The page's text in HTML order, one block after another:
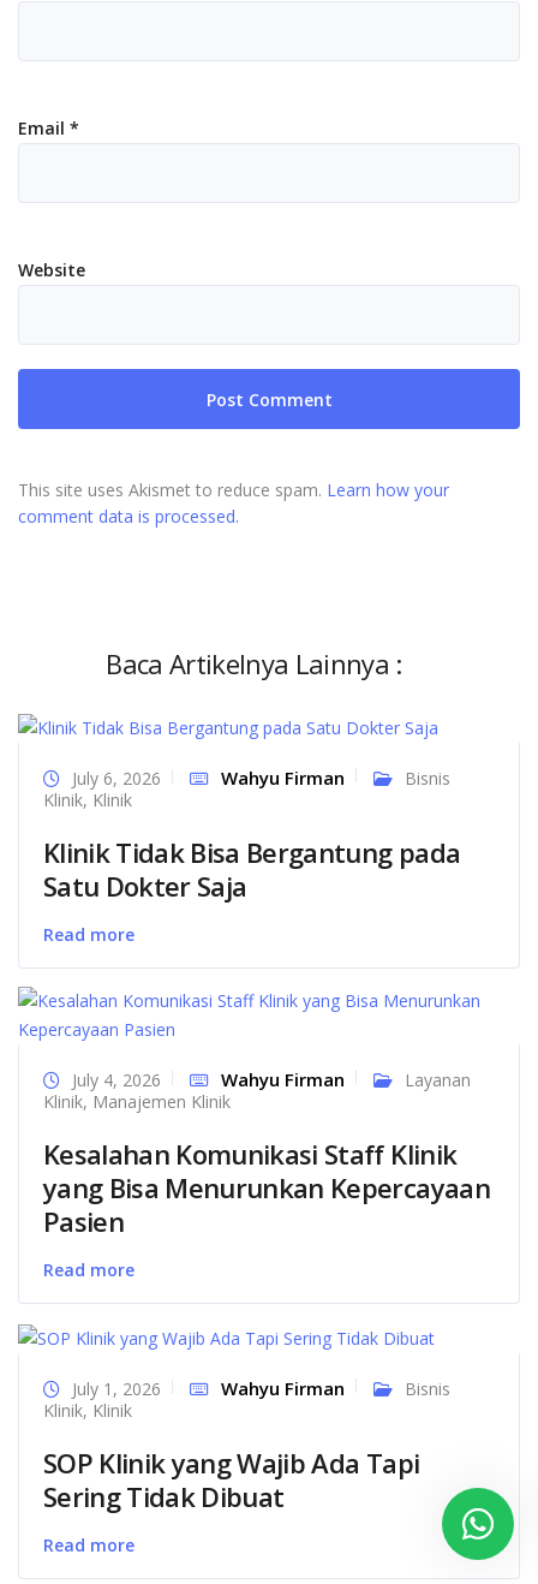
Email *
Website
This site uses Akismet to reduce spam. Learn how your
comment data is processed.
Baca Artikelnya Lainnya :
July 6, 2026 Wahyu Firman
Bisnis
Klinik, Klinik
Klinik Tidak Bisa Bergantung pada
Satu Dokter Saja
Read more
July 4, 2026 Wahyu Firman
Layanan
Klinik, Manajemen Klinik
Kesalahan Komunikasi Staff Klinik
yang Bisa Menurunkan Kepercayaan
Pasien
Read more
July 1, 2026 Wahyu Firman
Bisnis
Klinik, Klinik
SOP Klinik yang Wajib Ada Tapi
Sering Tidak Dibuat
Read more